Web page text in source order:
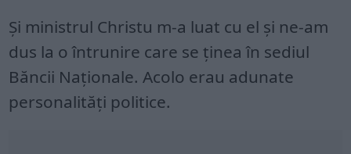
Şi ministrul Christu m-a luat cu el şi ne-am
dus la o întrunire care se ţinea în sediul
Băncii Naţionale. Acolo erau adunate
personalităţi politice.